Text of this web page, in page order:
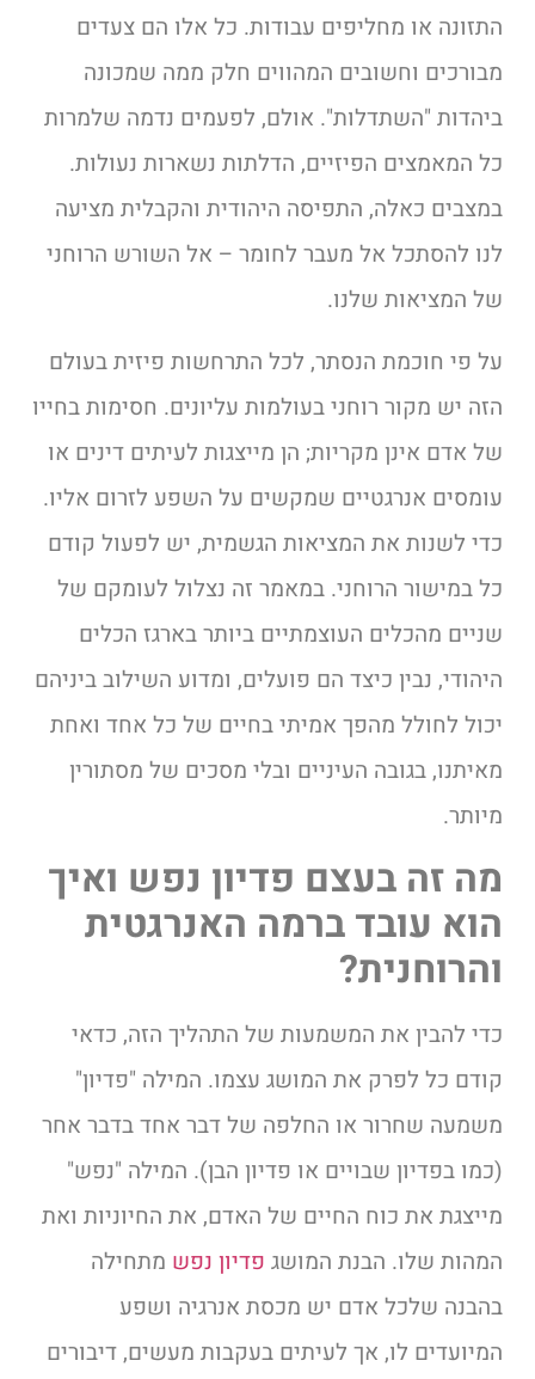
התזונה או מחליפים עבודות. כל אלו הם צעדים
מבורכים וחשובים המהווים חלק ממה שמכונה
ביהדות "השתדלות". אולם, לפעמים נדמה שלמרות
כל המאמצים הפיזיים, הדלתות נשארות נעולות.
במצבים כאלה, התפיסה היהודית והקבלית מציעה
לנו להסתכל אל מעבר לחומר – אל השורש הרוחני
של המציאות שלנו.
על פי חוכמת הנסתר, לכל התרחשות פיזית בעולם
הזה יש מקור רוחני בעולמות עליונים. חסימות בחייו
של אדם אינן מקריות; הן מייצגות לעיתים דינים או
עומסים אנרגטיים שמקשים על השפע לזרום אליו.
כדי לשנות את המציאות הגשמית, יש לפעול קודם
כל במישור הרוחני. במאמר זה נצלול לעומקם של
שניים מהכלים העוצמתיים ביותר בארגז הכלים
היהודי, נבין כיצד הם פועלים, ומדוע השילוב ביניהם
יכול לחולל מהפך אמיתי בחיים של כל אחד ואחת
מאיתנו, בגובה העיניים ובלי מסכים של מסתורין
מיותר.
מה זה בעצם פדיון נפש ואיך
הוא עובד ברמה האנרגטית
והרוחנית?
כדי להבין את המשמעות של התהליך הזה, כדאי
קודם כל לפרק את המושג עצמו. המילה "פדיון"
משמעה שחרור או החלפה של דבר אחד בדבר אחר
(כמו בפדיון שבויים או פדיון הבן). המילה "נפש"
מייצגת את כוח החיים של האדם, את החיוניות ואת
המהות שלו. הבנת המושג פדיון נפש מתחילה
בהבנה שלכל אדם יש מכסת אנרגיה ושפע
המיועדים לו, אך לעיתים בעקבות מעשים, דיבורים